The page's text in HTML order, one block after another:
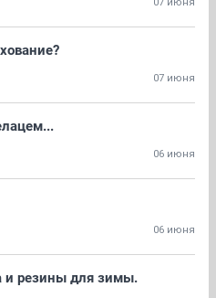
07 июня
06 июня
06 июня
и резины для зимы.